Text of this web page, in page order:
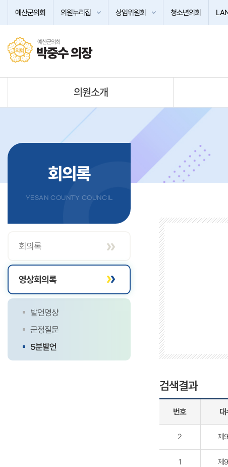
예산군의회 의원누리집 상임위원회 청소년의회
예산군의회
박중수 의장
의원소개
회의록
YESAN COUNTY COUNCIL
회의록
영상회의록
발언영상
군정질문
5분발언
검색결과
번호 대
2 제
1 제